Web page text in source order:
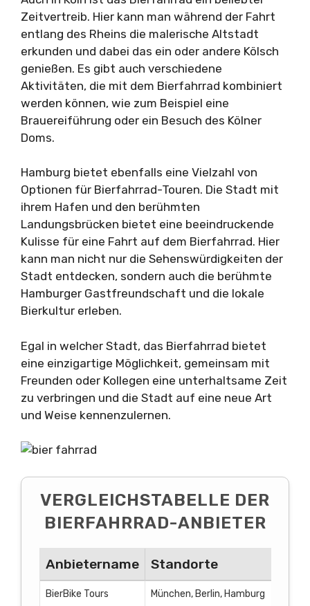
Zeitvertreib. Hier kann man während der Fahrt
entlang des Rheins die malerische Altstadt
erkunden und dabei das ein oder andere Kölsch
genießen. Es gibt auch verschiedene
Aktivitäten, die mit dem Bierfahrrad kombiniert
werden können, wie zum Beispiel eine
Brauereiführung oder ein Besuch des Kölner
Doms.
Hamburg bietet ebenfalls eine Vielzahl von
Optionen für Bierfahrrad-Touren. Die Stadt mit
ihrem Hafen und den berühmten
Landungsbrücken bietet eine beeindruckende
Kulisse für eine Fahrt auf dem Bierfahrrad. Hier
kann man nicht nur die Sehenswürdigkeiten der
Stadt entdecken, sondern auch die berühmte
Hamburger Gastfreundschaft und die lokale
Bierkultur erleben.
Egal in welcher Stadt, das Bierfahrrad bietet
eine einzigartige Möglichkeit, gemeinsam mit
Freunden oder Kollegen eine unterhaltsame Zeit
zu verbringen und die Stadt auf eine neue Art
und Weise kennenzulernen.
VERGLEICHSTABELLE DER
BIERFAHRRAD-ANBIETER
Anbietername Standorte
BierBike Tours München, Berlin, Hamburg